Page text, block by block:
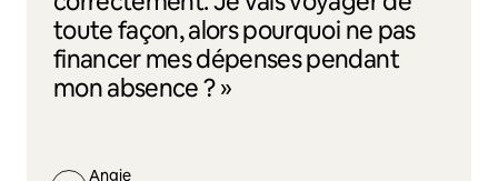
toute façon, alors pourquoi ne pas
financer mes dépenses pendant
mon absence ? »
Angie